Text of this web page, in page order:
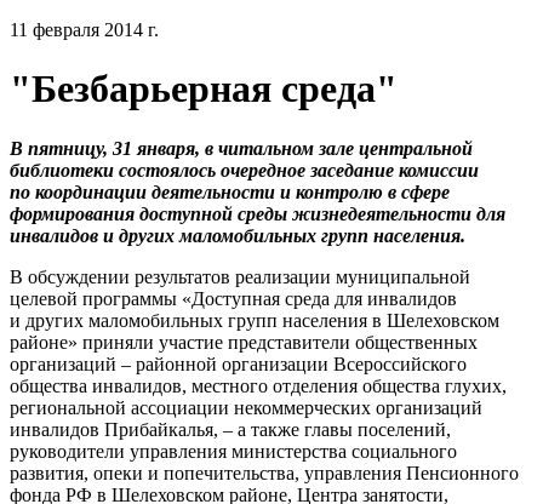
11 февраля 2014 г.
"Безбарьерная среда"
В пятницу, 31 января, в читальном зале центральной
библиотеки состоялось очередное заседание комиссии
по координации деятельности и контролю в сфере
формирования доступной среды жизнедеятельности для
инвалидов и других маломобильных групп населения.
В обсуждении результатов реализации муниципальной
целевой программы «Доступная среда для инвалидов
и других маломобильных групп населения в Шелеховском
районе» приняли участие представители общественных
организаций – районной организации Всероссийского
общества инвалидов, местного отделения общества глухих,
региональной ассоциации некоммерческих организаций
инвалидов Прибайкалья, – а также главы поселений,
руководители управления министерства социального
развития, опеки и попечительства, управления Пенсионного
фонда РФ в Шелеховском районе, Центра занятости,